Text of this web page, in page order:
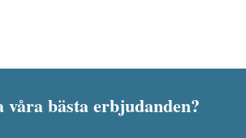
bästa erbjudanden?